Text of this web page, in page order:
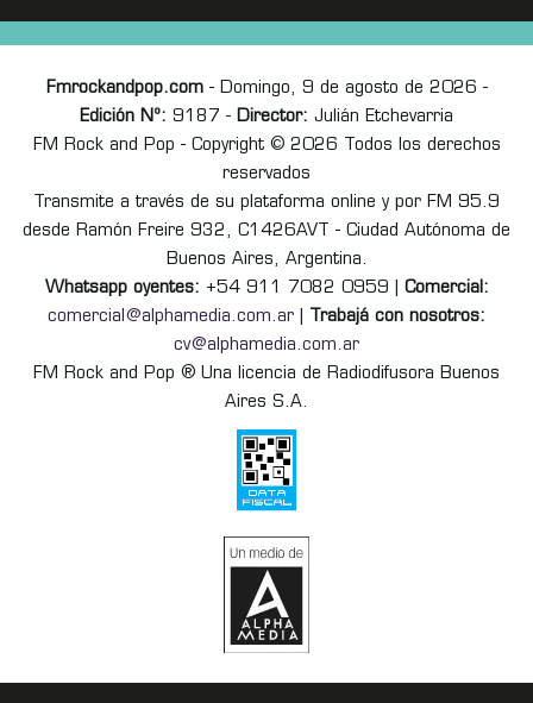
Fmrockandpop.com- Domingo, 9 de agosto de 2026 -
Edición Nº: 9187 - Director: Julián Etchevarria
FM Rock and Pop - Copyright © 2026 Todos los derechos
reservados
Transmite a través de su plataforma online y por FM 95.9
desde Ramón Freire 932, C1426AVT - Ciudad Autónoma de
Buenos Aires, Argentina.
Whatsapp oyentes: +54 911 7082 0959 | Comercial:
comercial@alphamedia.com.ar
Trabajá con nosotros:
cv@alphamedia.com.ar
FM Rock and Pop ® Una licencia de Radiodifusora Buenos
Aires S.A.